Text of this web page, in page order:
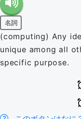
名詞
(computing) Any
unique among all
specific purpose.